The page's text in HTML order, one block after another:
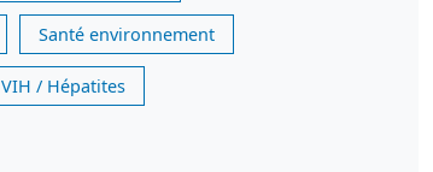
Santé environnement
VIH / Hépatites